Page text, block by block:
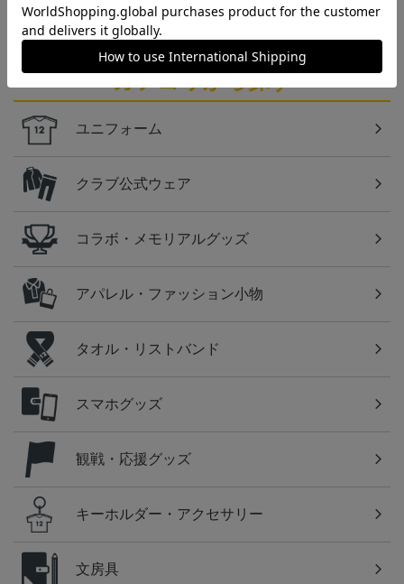
しております！
カテゴリから探す
ユニフォーム
クラブ公式ウェア
コラボ・メモリアルグッズ
アパレル・ファッション小物
タオル・リストバンド
スマホグッズ
観戦・応援グッズ
キーホルダー・アクセサリー
文房具